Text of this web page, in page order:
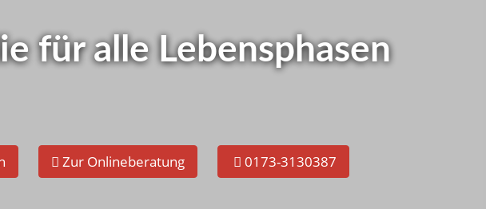
für alle Lebensphasen
Zur Onlineberatung 0173-3130387
Schnelltest - Jetzt gleich selbst checken!